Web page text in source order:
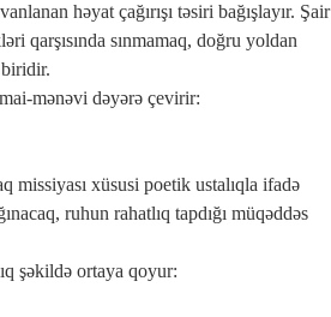
həyat çağırışı təsiri bağışlayır. Şair
qarşısında sınmamaq, doğru yoldan
biridir.
mənəvi dəyərə çevirir:
missiyası xüsusi poetik ustalıqla ifadə
ruhun rahatlıq tapdığı müqəddəs
şəkildə ortaya qoyur: